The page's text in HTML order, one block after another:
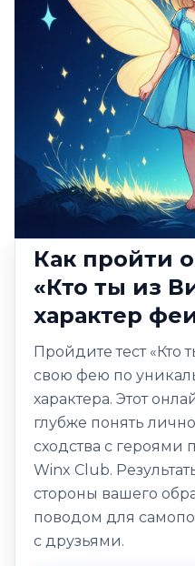
Тесты на персонажа
Как пройти
«Кто ты из
характер
Пройдите тест «Кто
свою фею по
характера. Этот
глубже понять
сходства с героями
Winx Club.
стороны вашего
поводом для
с друзьями.